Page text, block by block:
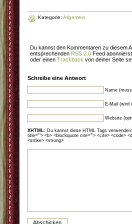
Kategorie: Allgemein
Du kannst den Kommentaren zu diesem
entsprechenden RSS 2.0 Feed
oder einen Trackback von deiner Seite
Schreibe eine Antwort
Name
E-Mail (wird
Website
XHTML: Du kannst diese HTML Tags
title=""> <b> <blockquote cite=""> <cite> <code>
<strike> <strong>